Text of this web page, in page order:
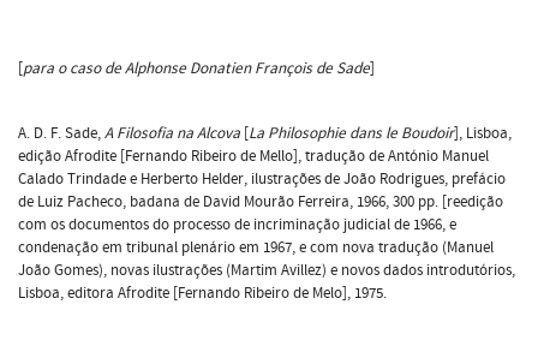
[para o caso de Alphonse Donatien François de Sade]
A. D. F. Sade,A Filosofia na Alcova [La Philosophie dans le Boudoir], Lisboa,
edição Afrodite [Fernando Ribeiro de Mello], tradução de António Manuel
Calado Trindade e Herberto Helder, ilustrações de João Rodrigues, prefácio
de Luiz Pacheco, badana de David Mourão Ferreira, 1966, 300 pp. [reedição
com os documentos do processo de incriminação judicial de 1966, e
condenação em tribunal plenário em 1967, e com nova tradução (Manuel
João Gomes), novas ilustrações (Martim Avillez) e novos dados introdutórios,
Lisboa, editora Afrodite [Fernando Ribeiro de Melo], 1975.